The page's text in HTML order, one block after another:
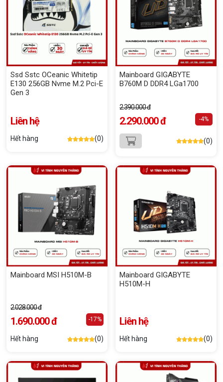
Ssd Sstc OCeanic Whitetip
E130 256GB Nvme M.2 Pci-E
Gen 3
Liên hệ
Hết hàng (0)
Mainboard GIGABYTE
B760M D DDR4 LGa1700
2.390.000 đ
2.290.000 đ -4%
(0)
Mainboard MSI H510M-B
2.028.000 đ
1.690.000 đ -17%
Hết hàng (0)
Mainboard GIGABYTE
H510M-H
Liên hệ
Hết hàng (0)